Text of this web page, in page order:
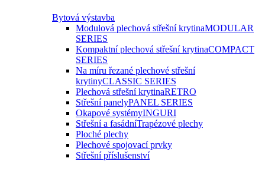
Bytová výstavba
Modulová plechová střešní krytinaMODULAR
SERIES
Kompaktní plechová střešní krytinaCOMPACT
SERIES
Na míru řezané plechové střešní
krytinyCLASSIC SERIES
Plechová střešní krytinaRETRO
Střešní panelyPANEL SERIES
Okapové systémyINGURI
Střešní a fasádníTrapézové plechy
Ploché plechy
Plechové spojovací prvky
Střešní příslušenství